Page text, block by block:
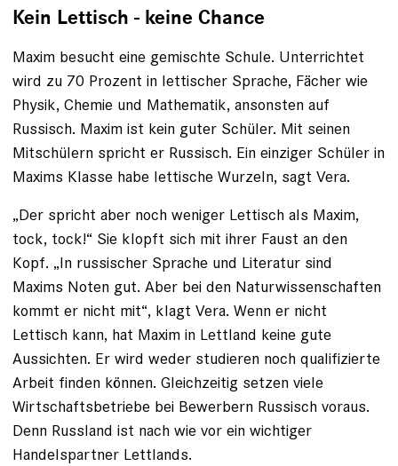
Kein Lettisch - keine Chance
Maxim besucht eine gemischte Schule. Unterrichtet
wird zu 70 Prozent in lettischer Sprache, Fächer wie
Physik, Chemie und ­Mathematik, ansonsten auf
Russisch. Maxim ist kein guter Schüler. Mit seinen
Mitschülern spricht er Russisch. Ein einziger Schüler in
Maxims Klasse habe lettische Wurzeln, sagt Vera. ­
„Der spricht aber noch weniger Lettisch als Maxim,
tock, tock!“ Sie klopft sich mit ihrer Faust an den
Kopf. „In russischer Sprache und Literatur sind
Maxims Noten gut. Aber bei den Naturwissenschaften
kommt er nicht mit“, klagt Vera. Wenn er nicht
Lettisch kann, hat Maxim in Lettland keine gute
Aussichten. Er wird weder studieren noch qualifizierte
Arbeit finden können. Gleichzeitig setzen viele
Wirtschaftsbetriebe bei Bewerbern Russisch voraus.
Denn Russland ist nach wie vor ein wichtiger
Handelspartner Lettlands.